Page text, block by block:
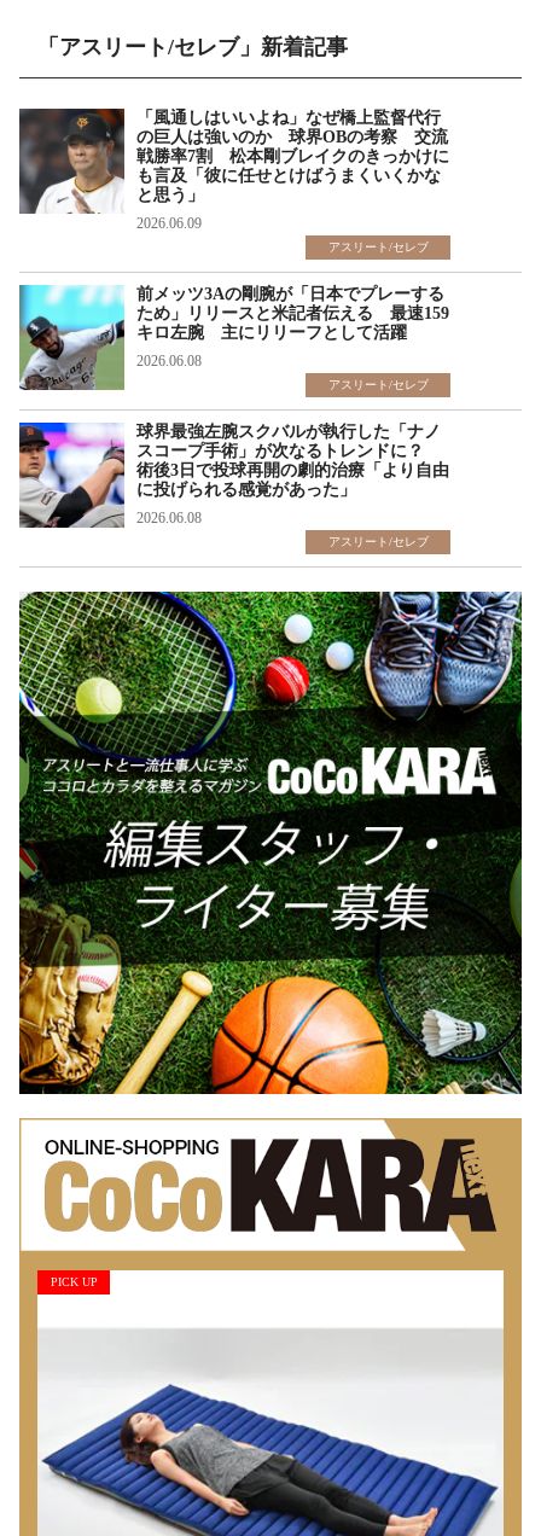
「アスリート/セレブ」新着記事
「風通しはいいよね」なぜ橋上監督代行
の巨人は強いのか 球界OBの考察 交流
戦勝率7割 松本剛ブレイクのきっかけに
も言及「彼に任せとけばうまくいくかな
と思う」
2026.06.09
アスリート/セレブ
前メッツ3Aの剛腕が「日本でプレーする
ため」リリースと米記者伝える 最速159
キロ左腕 主にリリーフとして活躍
2026.06.08
アスリート/セレブ
球界最強左腕スクバルが執行した「ナノ
スコープ手術」が次なるトレンドに？
術後3日で投球再開の劇的治療「より自由
に投げられる感覚があった」
2026.06.08
アスリート/セレブ
PICK UP